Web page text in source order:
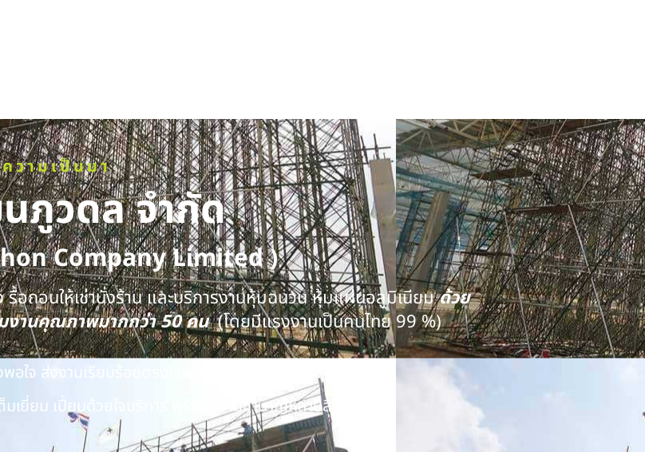
วามเป็นมา
วดล จำกัด
Company Limited )
อถอนให้เช่านั่งร้าน และบริการงานหุ้มฉนวน หุ้มแผ่นอลูมิเนียมด้วย
งานคุณภาพมากกว่า 50 คน(โดยมีแรงงานเป็นคนไทย 99 %)
อใจ ส่งงานเรียบร้อยตรงเวลา ด้วยทีมงานคุณภาพ
เยี่ยม เปี่ยมด้วยใจบริการ พร้อมความชำนาญหลายสิบปี